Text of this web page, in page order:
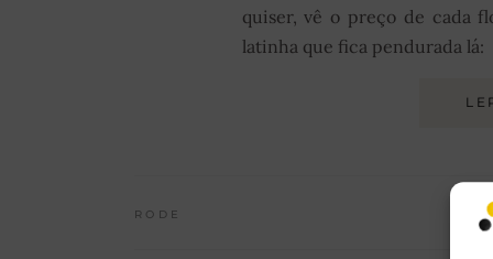
quiser, vê o preço de cada
latinha que fica pendurada lá:
RODE